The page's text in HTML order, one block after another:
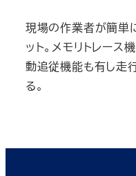
現場の作業者が簡単
ット。メモリトレー
動追従機能も有し走
る。